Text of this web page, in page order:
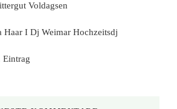
Voldagsen
I Dj Weimar Hochzeitsdj
Eintrag